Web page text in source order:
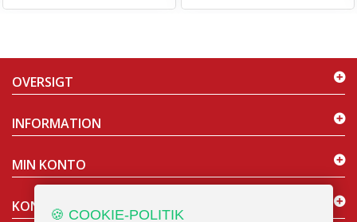
OVERSIGT
INFORMATION
MIN KONTO
KONTAKT OS
🍪 COOKIE-POLITIK